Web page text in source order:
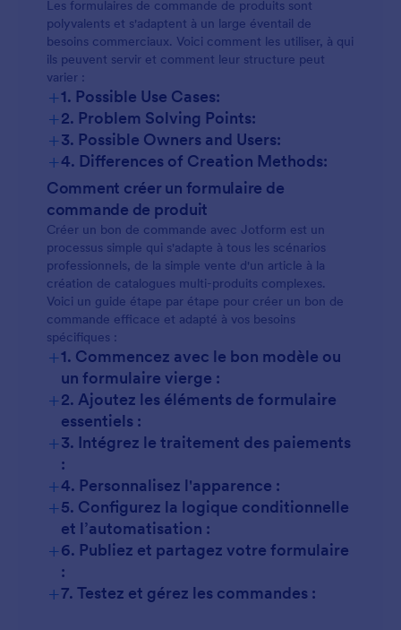
Les formulaires de commande de produits sont
polyvalents et s'adaptent à un large éventail de
besoins commerciaux. Voici comment les utiliser, à qui
ils peuvent servir et comment leur structure peut
varier :
+1. Possible Use Cases:
+2. Problem Solving Points:
+3. Possible Owners and Users:
+4. Differences of Creation Methods:
Comment créer un formulaire de
commande de produit
Créer un bon de commande avec Jotform est un
processus simple qui s'adapte à tous les scénarios
professionnels, de la simple vente d'un article à la
création de catalogues multi-produits complexes.
Voici un guide étape par étape pour créer un bon de
commande efficace et adapté à vos besoins
spécifiques :
+1. Commencez avec le bon modèle ou
un formulaire vierge :
+2. Ajoutez les éléments de formulaire
essentiels :
+3. Intégrez le traitement des paiements
:
+4. Personnalisez l'apparence :
+5. Configurez la logique conditionnelle
et l’automatisation :
+6. Publiez et partagez votre formulaire
:
+7. Testez et gérez les commandes :